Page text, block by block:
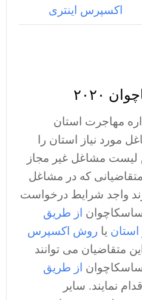
اکسپرس اینتری
۲۰۲۰
سال ۲۰۱۹ اداره مهاجرت استان
نیاز استان را
مشاغل غیر مجاز
متقاضیانی که در مشاغل
واجد شرایط درخواست
از طریق
یا روش اکسپرس
متقاضیان می توانند
از طریق
اقدام نمایند. سایر